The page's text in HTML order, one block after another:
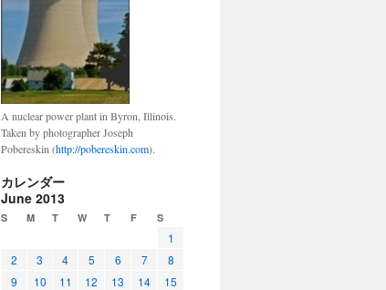
A nuclear power plant in Byron, Illinois.
Taken by photographer Joseph
Pobereskin (http://pobereskin.com).
カレンダー
June 2013
S M T W T F S
1
2
3 4 5 6 7
8
9
10 11 12 13 14
15